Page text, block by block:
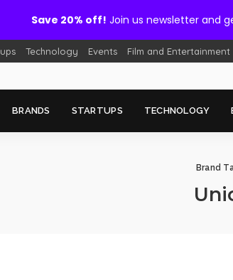
Save 20% off! Join us newsletter and
Technology Events Film and Entertainment
BRANDS STARTUPS TECHNOLOGY
Brand